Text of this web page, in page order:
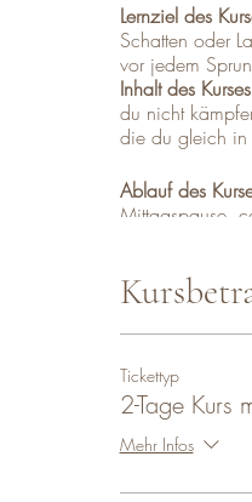
Lernziel des
Schatten oder
vor jedem
Inhalt des
du nicht
die du gleich in
Ablauf des
Mittagspause
Weitere
„Von der
„Jungpferdekurs
„Verliere deine
Die
Tickettyp
2-Tage Kurs
Mehr Infos